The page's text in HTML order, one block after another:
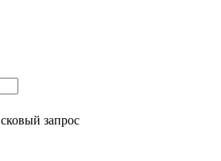
запрос